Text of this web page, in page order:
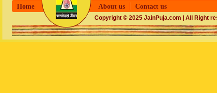
Home About us Contact us
Copyright © 2025 JainPuja.com | All Right